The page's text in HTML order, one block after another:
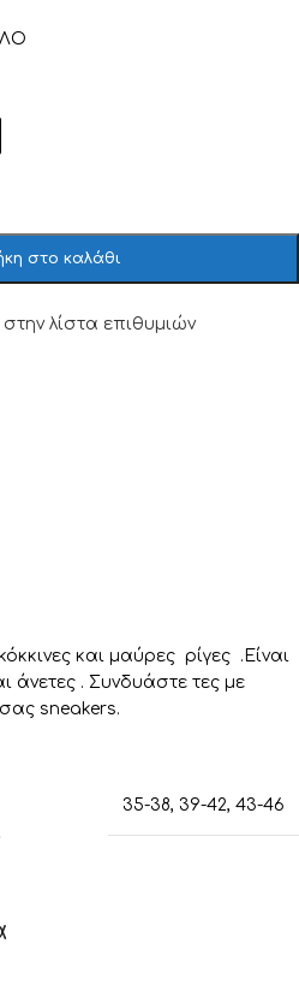
στο καλάθι
λίστα επιθυμιών
και μαύρες ρίγες .Είναι
άνετες . Συνδυάστε τες με
sneakers.
35-38, 39-42, 43-46